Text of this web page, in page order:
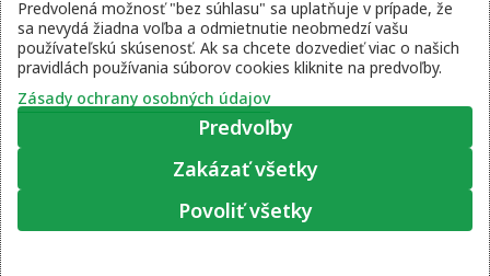
email: tajomnik@zvsr.sk
telefón: 0908535335
vojenská linka: 0960 333 818
Videní spolu: 139, dnes 1
Zásady ochrany osobných údajov
© 2022 – 2026 Zväz vojakov SR, web stránku pripravil
Predvolená možnosť "bez súhlasu" sa uplatňuje v prípade, že
sa nevydá žiadna voľba a odmietnutie neobmedzí vašu
používateľskú skúsenosť. Ak sa chcete dozvedieť viac o našich
pravidlách používania súborov cookies kliknite na predvoľby.
Zásady ochrany osobných údajov
Predvoľby
Zakázať všetky
Povoliť všetky